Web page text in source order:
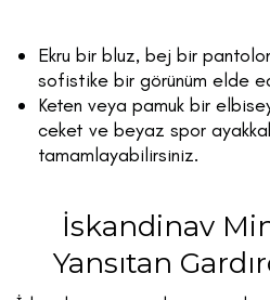
Ekru bir bluz, bej bir
sofistike bir görünüm elde
Keten veya pamuk bir
ceket ve beyaz spor
tamamlayabilirsiniz.
İskandinav
Yansıtan